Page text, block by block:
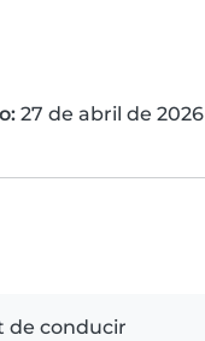
27 de abril de 2026
de conducir